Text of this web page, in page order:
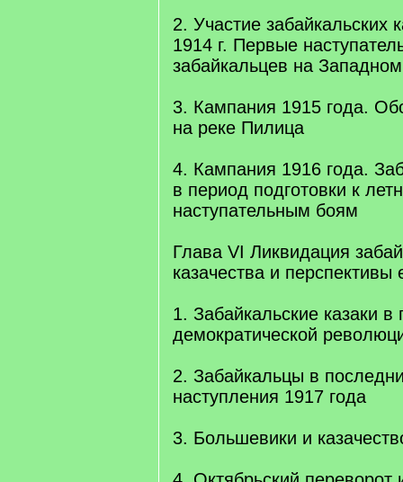
2. Участие забайкальских
1914 г. Первые
забайкальцев на
3. Кампания 1915 года.
на реке Пилица
4. Кампания 1916 года.
в период подготовки к
наступательным боям
Глава VI Ликвидация
казачества и перспективы
1. Забайкальские казаки
демократической
2. Забайкальцы в
наступления 1917 года
3. Большевики и